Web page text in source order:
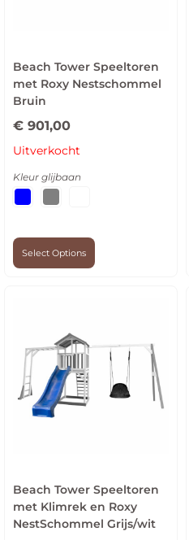
Beach Tower Speeltoren
met Roxy Nestschommel
Bruin
€ 901,00
Uitverkocht
Kleur glijbaan
Select Options
Beach Tower Speeltoren
met Klimrek en Roxy
NestSchommel Grijs/wit